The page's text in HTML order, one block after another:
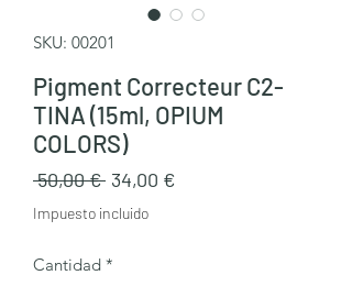
SKU: 00201
Pigment Correcteur C2-
TINA (15ml, OPIUM
COLORS)
50,00 € Precio
34,00 €Precio
Impuesto incluido
Cantidad *